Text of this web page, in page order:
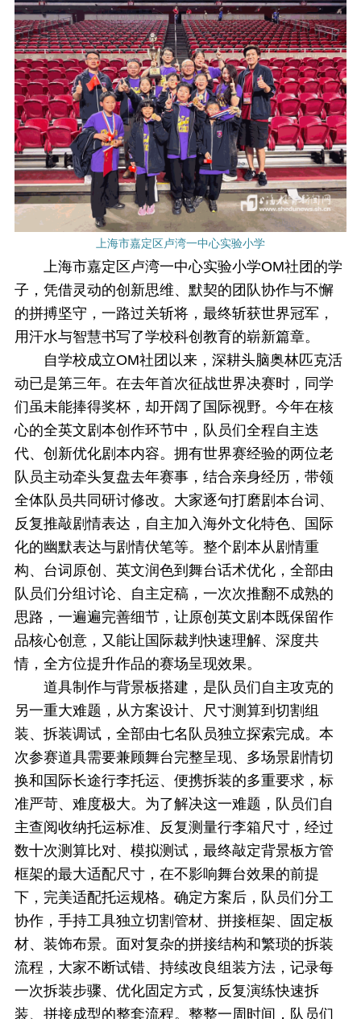
上海市嘉定区卢湾一中心实验小学
上海市嘉定区卢湾一中心实验小学OM社团的学
子，凭借灵动的创新思维、默契的团队协作与不懈
的拼搏坚守，一路过关斩将，最终斩获世界冠军，
用汗水与智慧书写了学校科创教育的崭新篇章。
自学校成立OM社团以来，深耕头脑奥林匹克活
动已是第三年。在去年首次征战世界决赛时，同学
们虽未能捧得奖杯，却开阔了国际视野。今年在核
心的全英文剧本创作环节中，队员们全程自主迭
代、创新优化剧本内容。拥有世界赛经验的两位老
队员主动牵头复盘去年赛事，结合亲身经历，带领
全体队员共同研讨修改。大家逐句打磨剧本台词、
反复推敲剧情表达，自主加入海外文化特色、国际
化的幽默表达与剧情伏笔等。整个剧本从剧情重
构、台词原创、英文润色到舞台话术优化，全部由
队员们分组讨论、自主定稿，一次次推翻不成熟的
思路，一遍遍完善细节，让原创英文剧本既保留作
品核心创意，又能让国际裁判快速理解、深度共
情，全方位提升作品的赛场呈现效果。
道具制作与背景板搭建，是队员们自主攻克的
另一重大难题，从方案设计、尺寸测算到切割组
装、拆装调试，全部由七名队员独立探索完成。本
次参赛道具需要兼顾舞台完整呈现、多场景剧情切
换和国际长途行李托运、便携拆装的多重要求，标
准严苛、难度极大。为了解决这一难题，队员们自
主查阅收纳托运标准、反复测量行李箱尺寸，经过
数十次测算比对、模拟测试，最终敲定背景板方管
框架的最大适配尺寸，在不影响舞台效果的前提
下，完美适配托运规格。确定方案后，队员们分工
协作，手持工具独立切割管材、拼接框架、固定板
材、装饰布景。面对复杂的拼接结构和繁琐的拆装
流程，大家不断试错、持续改良组装方法，记录每
一次拆装步骤、优化固定方式，反复演练快速拆
装、拼接成型的整套流程。整整一周时间，队员们